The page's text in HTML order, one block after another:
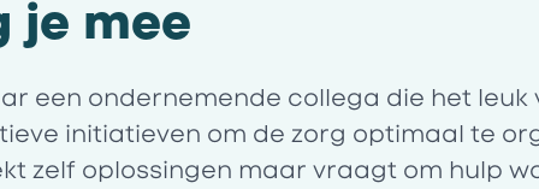
je mee
een ondernemende collega die het leuk
initiatieven om de zorg optimaal te
zelf oplossingen maar vraagt om hulp